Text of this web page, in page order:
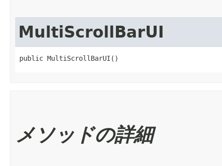
MultiScrollBarUI
public MultiScrollBarUI()
メソッドの詳細